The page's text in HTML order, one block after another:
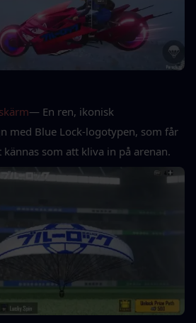
— En ren, ikonisk
med Blue Lock-logotypen, som får
som att kliva in på arenan.